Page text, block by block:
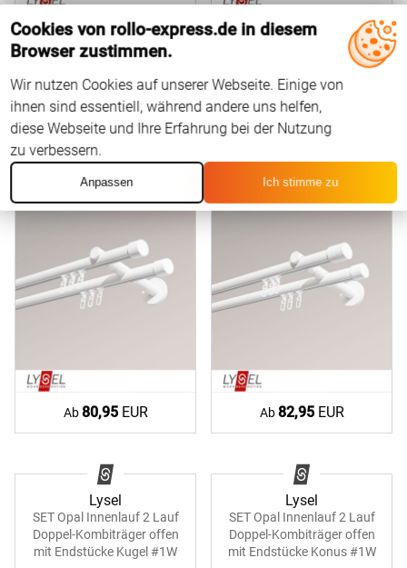
Ab62,45EUR Ab65,45EUR
Lysel
SET Opal Innenlauf 2 Lauf
Doppel-Kombiträger offen
mit Endstücke Kappe #1W
Ab80,95EUR
Lysel
SET Opal Innenlauf 2 Lauf
mit Endstücke Zylinder
#1W
Ab82,95EUR
Lysel
SET Opal Innenlauf 2 Lauf
Doppel-Kombiträger offen
mit Endstücke Kugel #1W
Lysel
SET Opal Innenlauf 2 Lauf
Doppel-Kombiträger offen
mit Endstücke Konus #1W
Cookies von rollo-express.de in diesem
Browser zustimmen.
Wir nutzen Cookies auf unserer Webseite. Einige von
ihnen sind essentiell, während andere uns helfen,
diese Webseite und Ihre Erfahrung bei der Nutzung
zu verbessern.
Anpassen Ich stimme zu